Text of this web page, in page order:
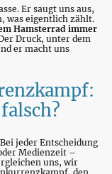
Er saugt uns aus,
was eigentlich zählt.
Hamsterrad immer
Druck, unter dem
er macht uns
jeder Entscheidung
Medienzeit –
uns, wir